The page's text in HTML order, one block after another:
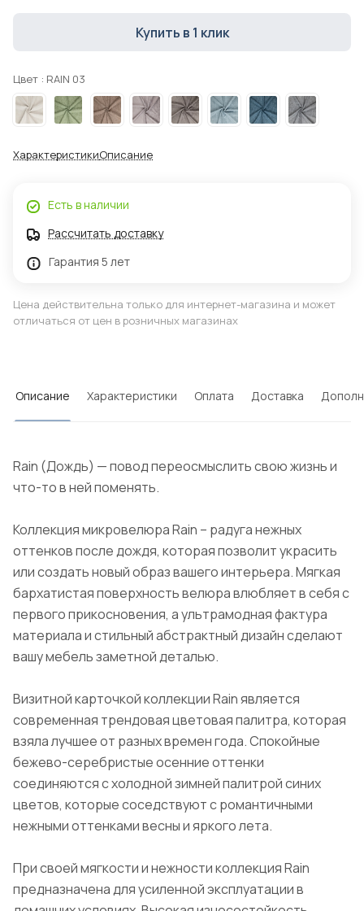
Купить в 1 клик
Цвет : RAIN 03
ХарактеристикиОписание
Есть в наличии
Рассчитать доставку
Гарантия 5 лет
Цена действительна только для интернет-магазина и может
отличаться от цен в розничных магазинах
Описание Характеристики Оплата Доставка
Rain (Дождь) — повод переосмыслить свою жизнь и
что-то в ней поменять.
Коллекция микровелюра Rain – радуга нежных
оттенков после дождя, которая позволит украсить
или создать новый образ вашего интерьера. Мягкая
бархатистая поверхность велюра влюбляет в себя с
первого прикосновения, а ультрамодная фактура
материала и стильный абстрактный дизайн сделают
вашу мебель заметной деталью.
Визитной карточкой коллекции Rain является
современная трендовая цветовая палитра, которая
взяла лучшее от разных времен года. Спокойные
бежево-серебристые осенние оттенки
соединяются с холодной зимней палитрой синих
цветов, которые соседствуют с романтичными
нежными оттенками весны и яркого лета.
При своей мягкости и нежности коллекция Rain
предназначена для усиленной эксплуатации в